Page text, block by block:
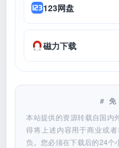
123网盘
磁力下载
#
本站提供的资源转载自国内
得将上述内容用于商业或
负。您必须在下载后的24个